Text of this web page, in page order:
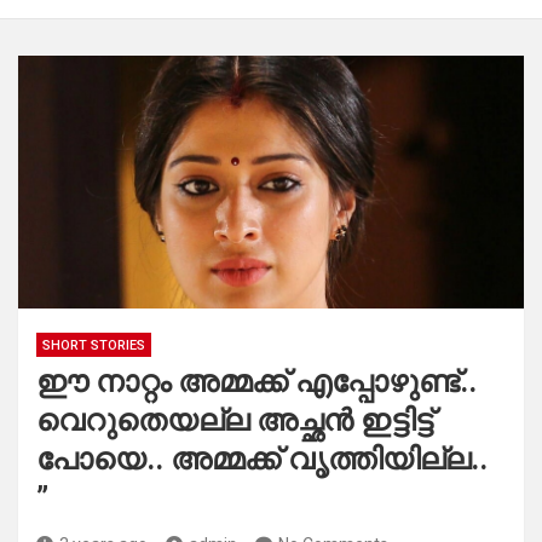
SHORT STORIES
ഈ നാറ്റം അമ്മക്ക് എപ്പോഴുണ്ട്..
വെറുതെയല്ല അച്ഛൻ ഇട്ടിട്ട്
പോയെ.. അമ്മക്ക് വൃത്തിയില്ല..
”